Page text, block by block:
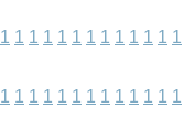
1 1 1 1 1 1 1 1 1 1 1 1 1
1 1 1 1 1 1 1 1 1 1 1 1 1